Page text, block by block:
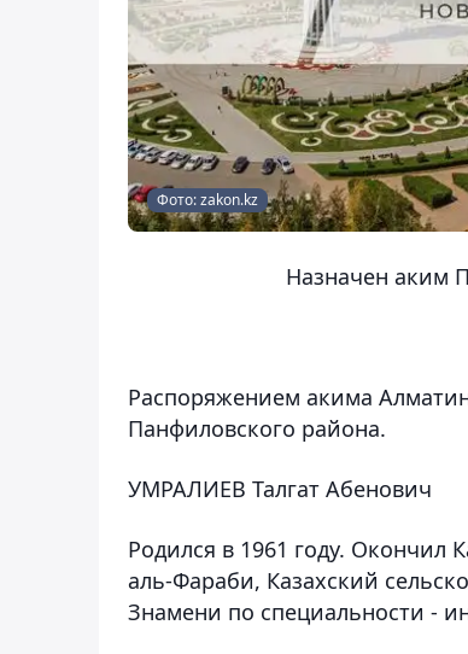
Фото: zakon.kz
Назначен аким
Распоряжением акима
Панфиловского района.
УМРАЛИЕВ Талгат Абенович
Родился в 1961 году. Окончил
аль-Фараби, Казахский
Знамени по специальности -